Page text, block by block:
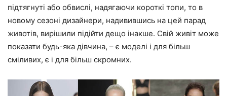
підтягнуті або обвислі, надягаючи короткі топи, то в
новому сезоні дизайнери, надивившись на цей парад
животів, вирішили підійти дещо інакше. Свій живіт може
показати будь-яка дівчина, – є моделі і для більш
сміливих, є і для більш скромних.